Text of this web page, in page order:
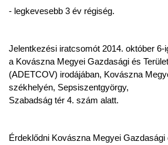
- legkevesebb 3 év régiség.
Jelentkezési iratcsomót 2014. október 6-
a Kovászna Megyei Gazdasági és
(ADETCOV) irodájában, Kovászna
székhelyén, Sepsiszentgyörgy,
Szabadság tér 4. szám alatt.
Érdeklődni Kovászna Megyei Gazdasági